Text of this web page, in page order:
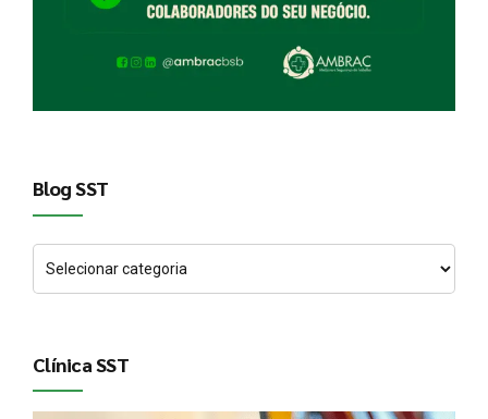
Blog SST
Clínica SST